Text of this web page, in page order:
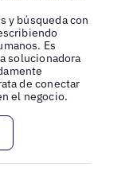
y búsqueda con
Es
solucionadora
de conectar
el negocio.